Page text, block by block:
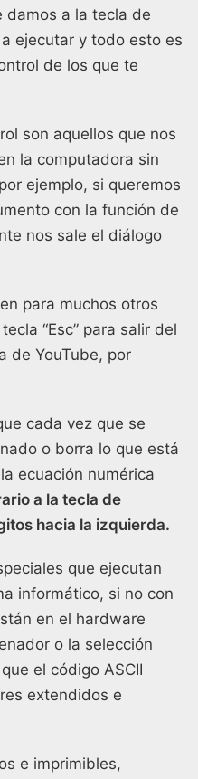
damos a la tecla de
a ejecutar y todo esto es
de los que te
son aquellos que nos
la computadora sin
ejemplo, si queremos
con la función de
nos sale el diálogo
para muchos otros
“Esc” para salir del
de YouTube, por
cada vez que se
o borra lo que está
ecuación numérica
a la tecla de
hacia la izquierda.
que ejecutan
informático, si no con
en el hardware
o la selección
el código ASCII
extendidos e
e imprimibles,